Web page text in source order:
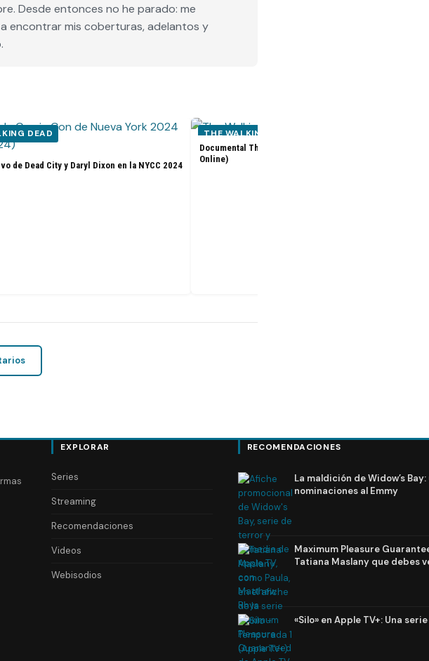
Desde entonces no he parado: me
encontrar mis coberturas, adelantos y
DEAD
de Dead City y Daryl Dixon en la NYCC 2024
THE WALKING DEAD
Documental The Walking Dead: The Return (Subtitulado
Online)
EXPLORAR
Series
Streaming
Recomendaciones
Videos
Webisodios
RECOMENDACIONES
La maldición de Widow’s
nominaciones al Emmy
Maximum Pleasure
Tatiana Maslany que debes
«Silo» en Apple TV+: Una